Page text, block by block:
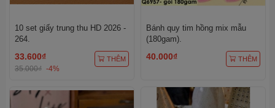
10 set giấy trung thu HD 2026 -
264.
33.600₫
35.000₫ -4%
THÊM
Bánh quy tim hồng mix mẫu
(180gam).
40.000₫ THÊM